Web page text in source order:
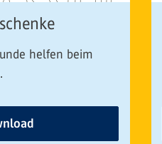
helfen beim